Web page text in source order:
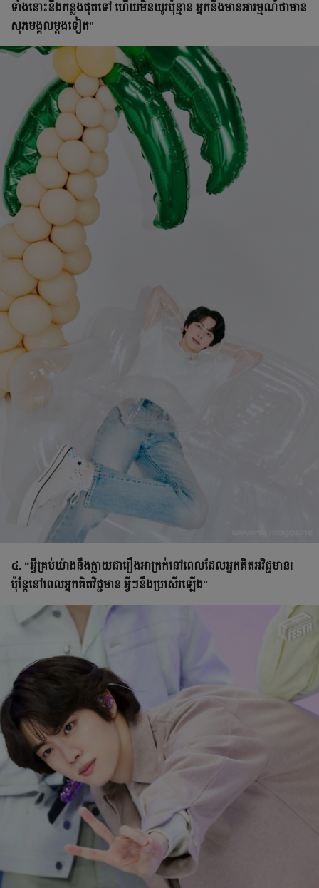
ទាំងនោះនឹង​កន្លង​ផុត​ទៅ ហើយ​មិន​យូរ​ប៉ុន្មាន​ អ្នកនឹង​មាន​អារម្មណ៍​ថា​មាន​
សុភមង្គល​ម្ដង​ទៀត"
៤. “អ្វីគ្រប់យ៉ាងនឹងក្លាយជារឿងអាក្រក់នៅពេលដែលអ្នកគិតអវិជ្ជមាន!
ប៉ុន្តែនៅពេលអ្នកគិតវិជ្ជមាន អ្វីៗនឹងប្រសើរឡើង"